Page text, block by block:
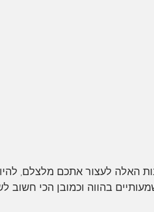
האלה לעצור אתכם מלצלם,
בהווה וכמובן הכי